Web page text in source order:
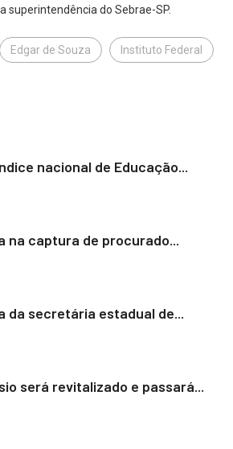
superintendência do Sebrae-SP.
Edgar de Souza Instituto Federal
nacional de Educação...
na captura de procurado...
da secretária estadual de...
será revitalizado e passará...